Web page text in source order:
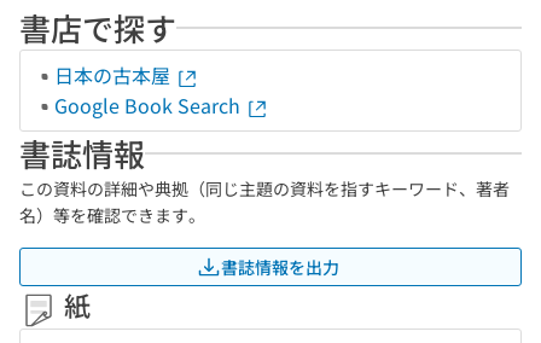
書店で探す
日本の古本屋
Google Book Search
書誌情報
この資料の詳細や典拠（同じ主題の資料を指すキーワード、著者
名）等を確認できます。
書誌情報を出力
紙